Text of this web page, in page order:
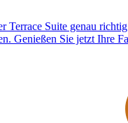
Suite genau
Sie jetzt Ihre